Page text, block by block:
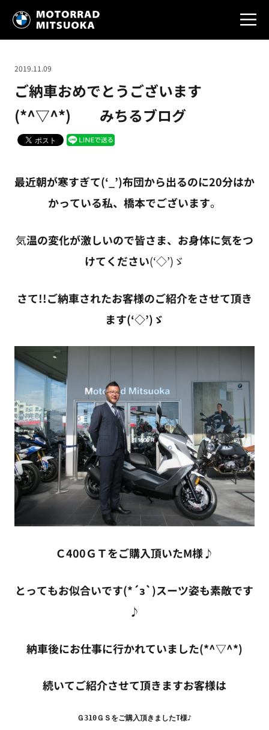
ご納車おめでとうございます
(*^▽^*) みちるブログ
2019.11.09
最近朝が寒すぎて(‘_’)布団から出るのに20分はか
かっている私、橋本でございます。
気温の変化が激しいので皆さま、お身体に気をつ
けてください(‘◇’)ゞ
さて!!ご納車されたお客様のご紹介をさせて頂き
ます(‘◇’)ゞ
Ｃ400ＧＴをご購入頂いたM様♪
とってもお似合いです(*´з`)スーツ姿も素敵です
♪
納車後にお仕事に行かれていました(*^▽^*)
続いてご紹介させて頂きますお客様は
Ｇ310ＧＳをご購入頂きましたT様♪